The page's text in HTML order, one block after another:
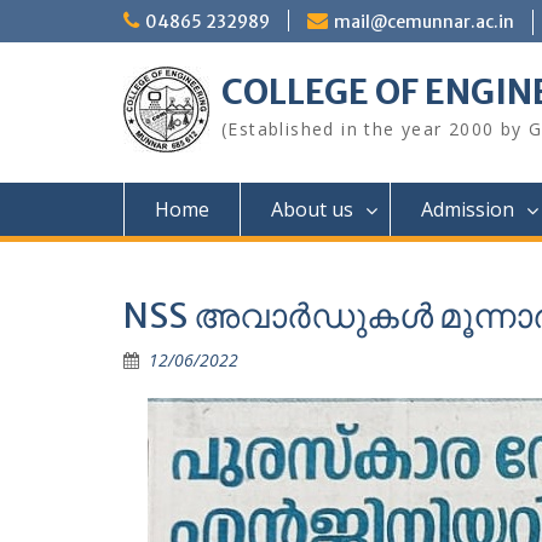
to
04865 232989 mail@cemunnar.ac.in
COLLEGE OF
(Established in the year 2000 by
Home About us Admission
NSS അവാർഡുകൾ
12/06/2022